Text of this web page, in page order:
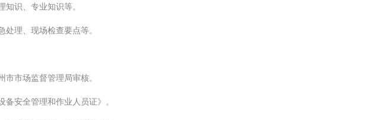
识、专业知识等。
理、现场检查要点等。
市场监督管理局审核。
安全管理和作业人员证》。